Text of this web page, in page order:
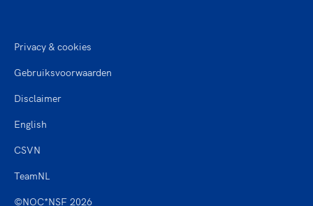
©NOC*NSF 2026
Privacy & cookies
Gebruiksvoorwaarden
Disclaimer
English
CSVN
TeamNL